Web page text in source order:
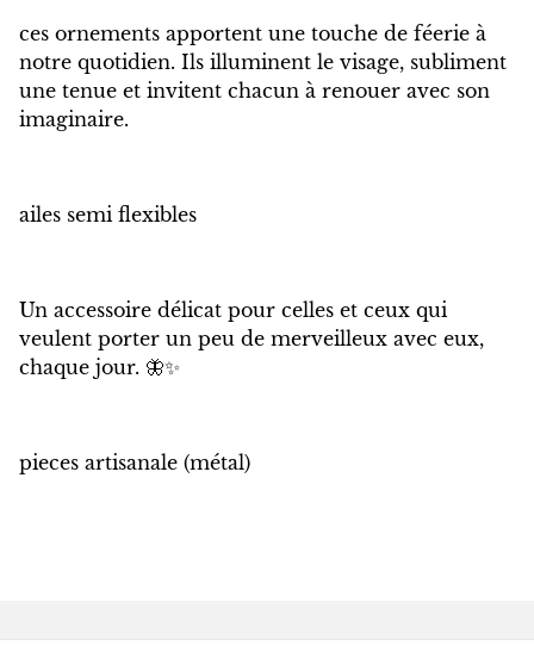
ces ornements apportent une touche de féerie à
notre quotidien. Ils illuminent le visage, subliment
une tenue et invitent chacun à renouer avec son
imaginaire.
ailes semi flexibles
Un accessoire délicat pour celles et ceux qui
veulent porter un peu de merveilleux avec eux,
chaque jour. 🦋✨
pieces artisanale (métal)